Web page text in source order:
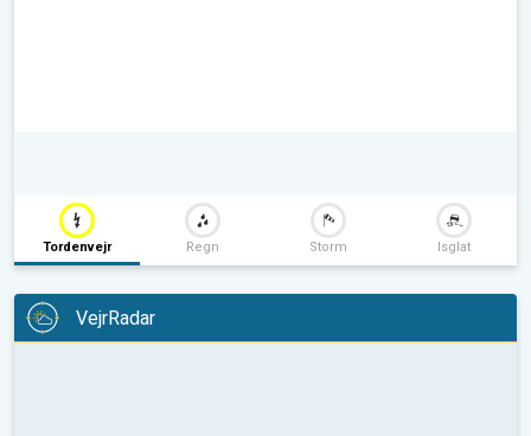
Tordenvejr Regn Storm Isglat
VejrRadar